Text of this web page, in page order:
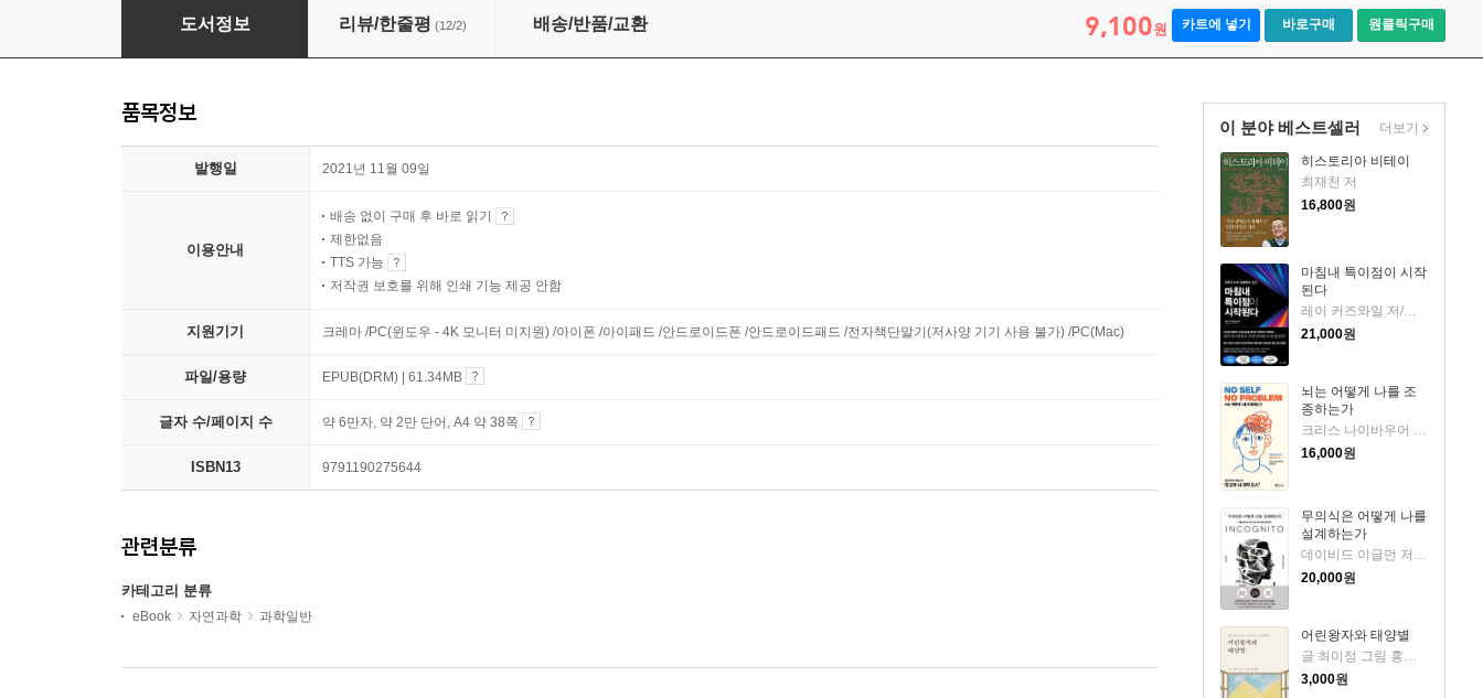
탄소 중립으로 지구를 살리자고?
도서정보 리뷰/한줄평 (12/2) 배송/반품/교환 9,100원 카트에 넣기 바로구매 원클릭구매
이 분야 베스트셀러
히스토리아 비테이
최재천 저
16,800원
마침내 특이점이 시작
된다
레이 커즈와일 저/이충호 역/장대익 감수
21,000원
뇌는 어떻게 나를 조
종하는가
크리스 나이바우어 저/김윤종 역
16,000원
무의식은 어떻게 나를
설계하는가
데이비드 이글먼 저/김승욱 역
20,000원
어린왕자와 태양별
글 최미정 그림 홍예림 저
3,000원
더보기
품목정보
발행일 2021년 11월 09일
이용안내
배송 없이 구매 후 바로 읽기
제한없음
TTS 가능
저작권 보호를 위해 인쇄 기능 제공 안함
지원기기 크레마 /PC(윈도우 - 4K 모니터 미지원) /아이폰 /아이패드 /안드로이드폰 /안드로이드패드 /전자책단말기(저사양 기기 사용 불가) /PC(Mac)
파일/용량 EPUB(DRM) | 61.34MB
글자 수/페이지 수 약 6만자, 약 2만 단어, A4 약 38쪽
ISBN13 9791190275644
관련분류
카테고리 분류
eBook 자연과학 과학일반